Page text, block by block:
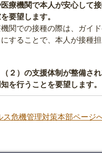
医療機関で本人が安心して
要望します。
関での接種の際は、ガイ
することで、本人が接種
（２）の支援体制が整備さ
を行うことを要望します。
ス危機管理対策本部ページ